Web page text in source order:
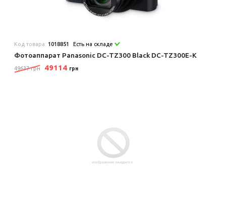
Код товара: 1018851 Есть на складе
Фотоаппарат Panasonic DC-TZ300 Black DC-TZ300E-K
49637 грн 49114 грн